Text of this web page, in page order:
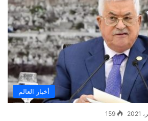
أخبار العالم
159